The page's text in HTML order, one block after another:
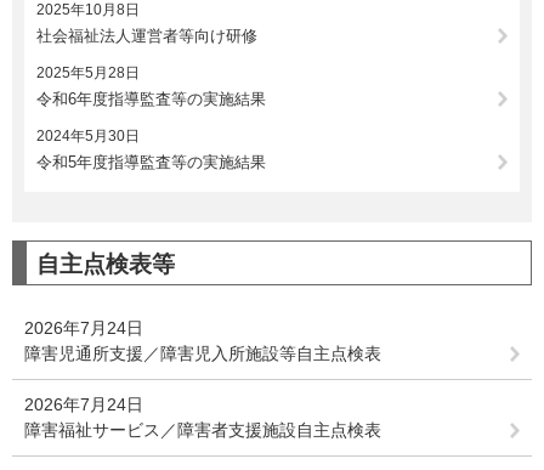
2025年10月8日
社会福祉法人運営者等向け研修
2025年5月28日
令和6年度指導監査等の実施結果
2024年5月30日
令和5年度指導監査等の実施結果
自主点検表等
2026年7月24日
障害児通所支援／障害児入所施設等自主点検表
2026年7月24日
障害福祉サービス／障害者支援施設自主点検表